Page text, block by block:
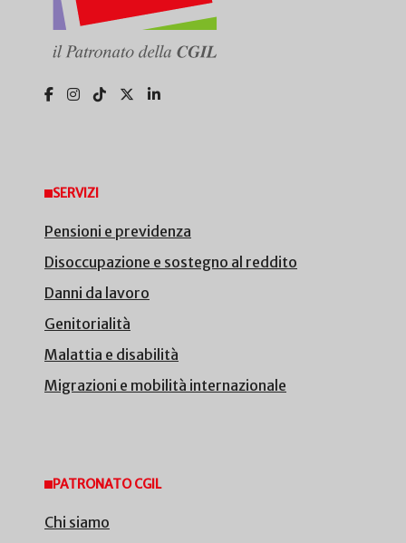
SERVIZI
Pensioni e previdenza
Disoccupazione e sostegno al reddito
Danni da lavoro
Genitorialità
Malattia e disabilità
Migrazioni e mobilità internazionale
PATRONATO CGIL
Chi siamo